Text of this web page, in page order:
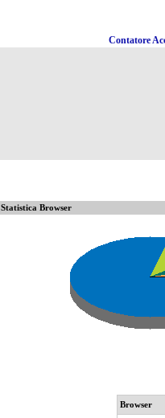
Contatore
Statistica Browser
Browser